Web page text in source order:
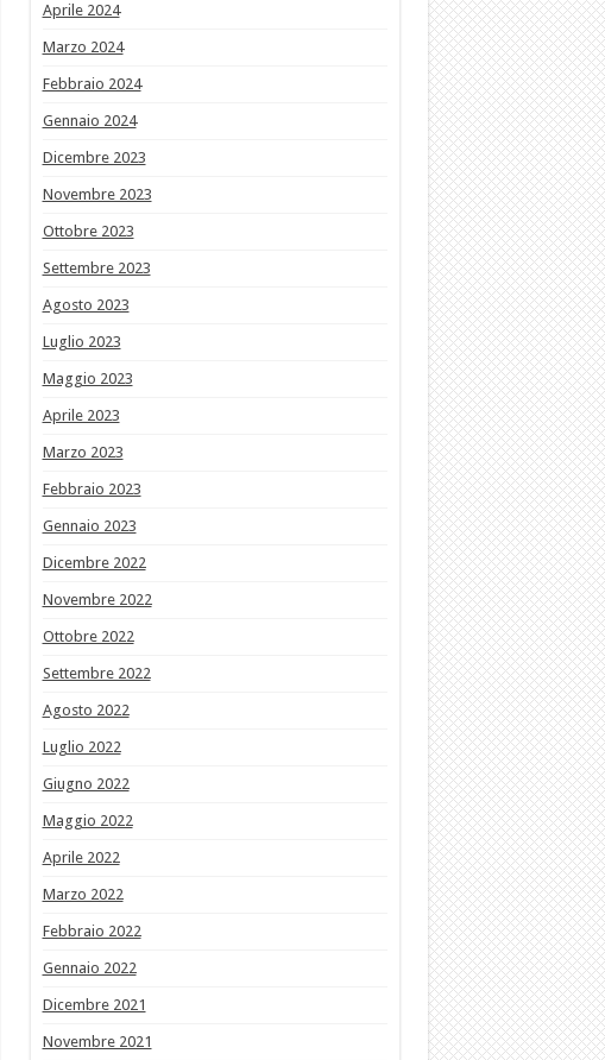
Aprile 2024
Marzo 2024
Febbraio 2024
Gennaio 2024
Dicembre 2023
Novembre 2023
Ottobre 2023
Settembre 2023
Agosto 2023
Luglio 2023
Maggio 2023
Aprile 2023
Marzo 2023
Febbraio 2023
Gennaio 2023
Dicembre 2022
Novembre 2022
Ottobre 2022
Settembre 2022
Agosto 2022
Luglio 2022
Giugno 2022
Maggio 2022
Aprile 2022
Marzo 2022
Febbraio 2022
Gennaio 2022
Dicembre 2021
Novembre 2021